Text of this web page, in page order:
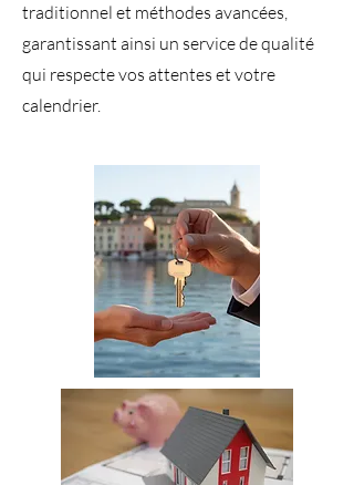
traditionnel et méthodes avancées,
garantissant ainsi un service de qualité
qui respecte vos attentes et votre
calendrier.